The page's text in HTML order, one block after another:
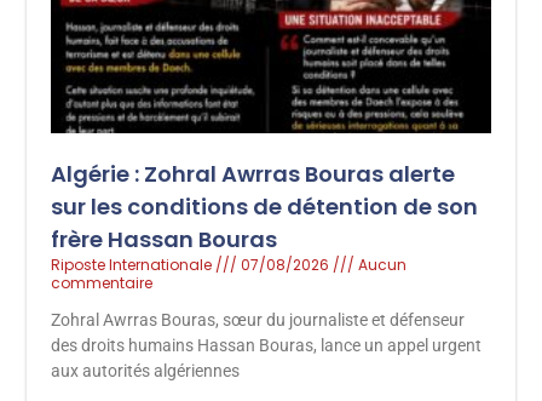
Algérie : Zohral Awrras Bouras alerte
sur les conditions de détention de son
frère Hassan Bouras
Riposte Internationale 07/08/2026
Aucun
commentaire
Zohral Awrras Bouras, sœur du journaliste et défenseur
des droits humains Hassan Bouras, lance un appel urgent
aux autorités algériennes